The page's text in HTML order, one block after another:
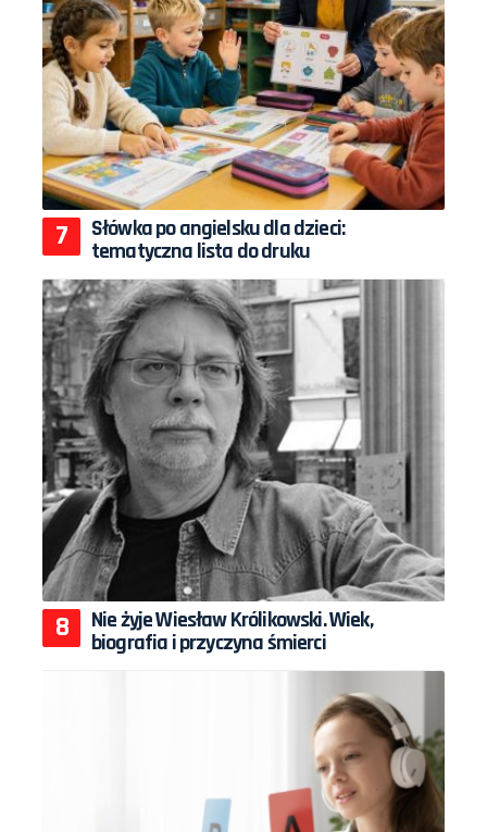
Słówka po angielsku dla dzieci:
tematyczna lista do druku
Nie żyje Wiesław Królikowski. Wiek,
biografia i przyczyna śmierci